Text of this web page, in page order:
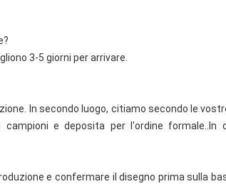
3-5 giorni per arrivare.
In secondo luogo, citiamo secondo le
e deposita per l'ordine formale..In
e confermare il disegno prima sulla